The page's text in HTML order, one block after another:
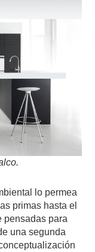
lo permea
primas hasta el
pensadas para
una segunda